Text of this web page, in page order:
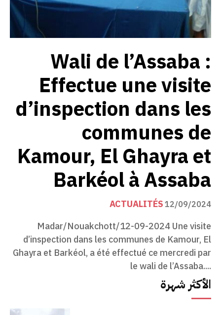
Wali de l’Assaba :
Effectue une visite
d’inspection dans les
communes de
Kamour, El Ghayra et
Barkéol à Assaba
ACTUALITÉS12/09/2024
Madar/Nouakchott/12-09-2024 Une visite
d’inspection dans les communes de Kamour, El
Ghayra et Barkéol, a été effectué ce mercredi par
le wali de l’Assaba....
الأكثر شهرة